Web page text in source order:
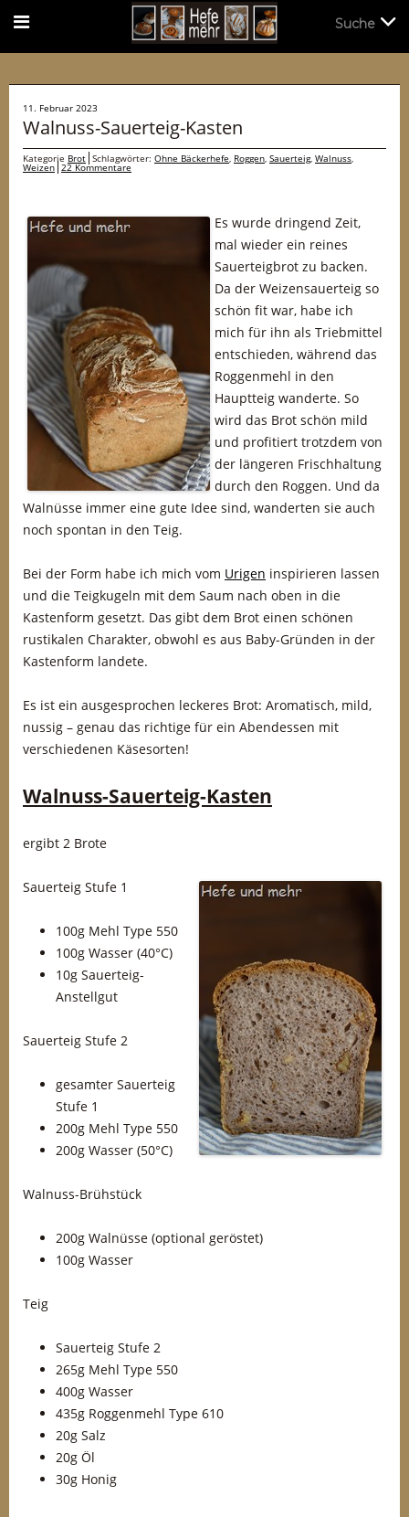
11. Februar 2023
Walnuss-Sauerteig-Kasten
Kategorie Brot Schlagwörter: Ohne Bäckerhefe, Roggen, Sauerteig, Walnuss,
Weizen 22 Kommentare
Es wurde dringend Zeit,
mal wieder ein reines
Sauerteigbrot zu backen.
Da der Weizensauerteig so
schön fit war, habe ich
mich für ihn als Triebmittel
entschieden, während das
Roggenmehl in den
Hauptteig wanderte. So
wird das Brot schön mild
und profitiert trotzdem von
der längeren Frischhaltung
durch den Roggen. Und da
Walnüsse immer eine gute Idee sind, wanderten sie auch
noch spontan in den Teig.
Bei der Form habe ich mich vom Urigen inspirieren lassen
und die Teigkugeln mit dem Saum nach oben in die
Kastenform gesetzt. Das gibt dem Brot einen schönen
rustikalen Charakter, obwohl es aus Baby-Gründen in der
Kastenform landete.
Es ist ein ausgesprochen leckeres Brot: Aromatisch, mild,
nussig – genau das richtige für ein Abendessen mit
verschiedenen Käsesorten!
Walnuss-Sauerteig-Kasten
ergibt 2 Brote
Sauerteig Stufe 1
100g Mehl Type 550
100g Wasser (40°C)
10g Sauerteig-
Anstellgut
Sauerteig Stufe 2
gesamter Sauerteig
Stufe 1
200g Mehl Type 550
200g Wasser (50°C)
Walnuss-Brühstück
200g Walnüsse (optional geröstet)
100g Wasser
Teig
Sauerteig Stufe 2
265g Mehl Type 550
400g Wasser
435g Roggenmehl Type 610
20g Salz
20g Öl
30g Honig
Suche
Suche